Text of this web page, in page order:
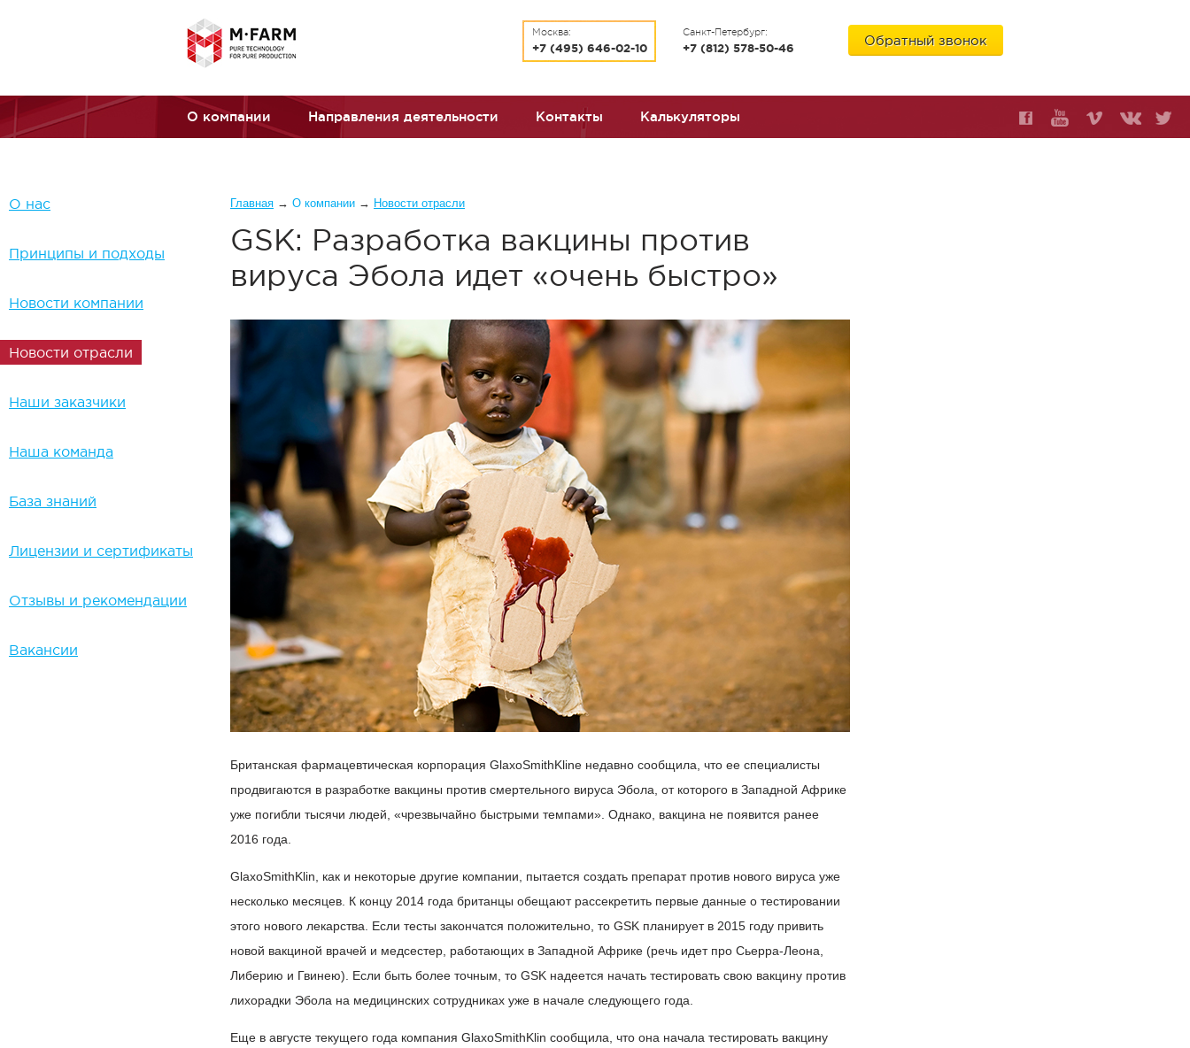
Москва:
+7 (495) 646-02-10
Санкт-Петербург:
+7 (812) 578-50-46
Обратный звонок
О компании Направления деятельности Контакты Калькуляторы
О нас
Принципы и подходы
Новости компании
Новости отрасли
Наши заказчики
Наша команда
База знаний
Лицензии и сертификаты
Отзывы и рекомендации
Вакансии
Вы здесь
Главная → О компании → Новости отрасли
GSK: Разработка вакцины против
вируса Эбола идет «очень быстро»
Британская фармацевтическая корпорация GlaxoSmithKline недавно сообщила, что ее специалисты
продвигаются в разработке вакцины против смертельного вируса Эбола, от которого в Западной Африке
уже погибли тысячи людей, «чрезвычайно быстрыми темпами». Однако, вакцина не появится ранее
2016 года.
GlaxoSmithKlin, как и некоторые другие компании, пытается создать препарат против нового вируса уже
несколько месяцев. К концу 2014 года британцы обещают рассекретить первые данные о тестировании
этого нового лекарства. Если тесты закончатся положительно, то GSK планирует в 2015 году привить
новой вакциной врачей и медсестер, работающих в Западной Африке (речь идет про Сьерра-Леона,
Либерию и Гвинею). Если быть более точным, то GSK надеется начать тестировать свою вакцину против
лихорадки Эбола на медицинских сотрудниках уже в начале следующего года.
Еще в августе текущего года компания GlaxoSmithKlin сообщила, что она начала тестировать вакцину